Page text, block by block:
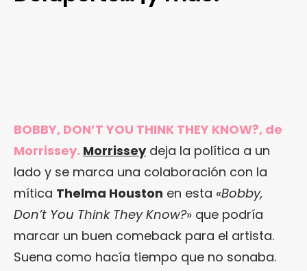
BOBBY, DON’T YOU THINK THEY KNOW?, de
Morrissey. Morrisseydeja la política a un
lado y se marca una colaboración con la
mítica Thelma Houston en esta «Bobby,
Don’t You Think They Know?» que podría
marcar un buen comeback para el artista.
Suena como hacía tiempo que no sonaba.